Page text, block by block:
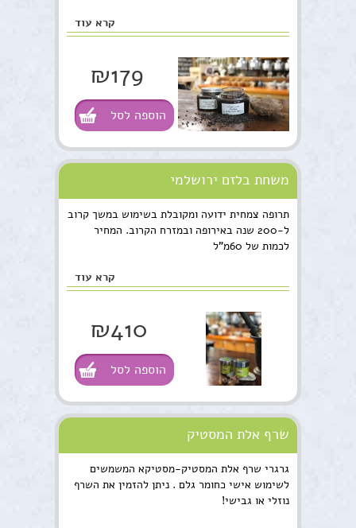
קרא עוד
₪179
הוספה לסל
משחת בלזם ירושלמי
תרופה צמחית ידועה ומקובלת בשימוש במשך קרוב
ל-200 שנה באירופה ובמזרח הקרוב. המחיר
לכמות של 60מ"ל
קרא עוד
₪410
הוספה לסל
שרף אלת המסטיק
גרגרי שרף אלת המסטיק-מסטיקא המשמשים
לשימוש אישי כחומר גלם . ניתן להזמין את השרף
נוזלי או גבישי!